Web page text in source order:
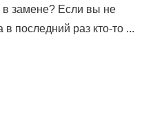
замене? Если вы не
в последний раз кто-то ...